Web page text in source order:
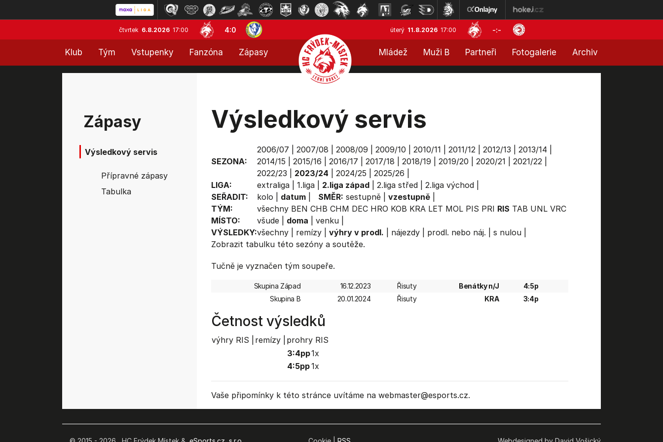
čtvrtek 6.8.2026 17:00 4:0 úterý 11.8.2026 17:00 -:-
Klub Tým Vstupenky Fanzóna Zápasy Mládež Muži B Partneři Fotogalerie Archiv
Zápasy
Výsledkový servis
Přípravné zápasy
Tabulka
Výsledkový servis
SEZONA:
2006/07 2007/08 2008/09 2009/10 2010/11 2011/12| 2012/13 2013/14
2014/15
2015/16 2016/17 2017/18 2018/19 2019/20 2020/21 2021/22|
2022/23
2023/24 2024/25 2025/26
LIGA:
extraliga| 1.liga| 2.liga západ| 2.liga střed| 2.liga východ|
SEŘADIT:
kolo datum| SMĚR: sestupně| vzestupně|
TÝM:
všechny BEN CHB CHM DEC HRO KOB KRA LET MOL PIS PRI RIS TAB UNL VRC
MÍSTO:
všude| doma venku|
VÝSLEDKY:všechny| remízy| výhry v prodl. nájezdy| prodl. nebo náj. s nulou|
Zobrazit tabulkutéto sezóny a soutěže.
Tučně je vyznačen tým soupeře.
Skupina Západ 16.12.2023 Řisuty Benátky n/J
4:5p
Skupina B
20.01.2024 Řisuty KRA 3:4p
Četnost výsledků
výhry RIS | remízy |
prohry RIS
3:4pp1x
4:5pp1x
Vaše připomínky k této stránce uvítáme na webmaster@esports.cz.